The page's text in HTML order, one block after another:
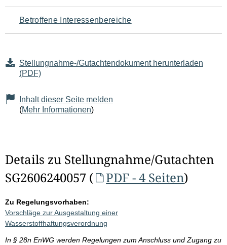
für
den
Seiteninhalt
Betroffene Interessenbereiche
Stellungnahme-/Gutachtendokument herunterladen
(PDF)
Inhalt dieser Seite melden
(Mehr Informationen)
Details zu Stellungnahme/Gutachten
SG2606240057 (
PDF - 4 Seiten)
Zu Regelungsvorhaben:
Vorschläge zur Ausgestaltung einer
Wasserstoffhaftungsverordnung
In § 28n EnWG werden Regelungen zum Anschluss und Zugang zu